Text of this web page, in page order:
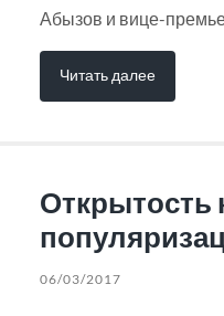
Абызов и вице-
Читать далее
Открытость
06/03/2017